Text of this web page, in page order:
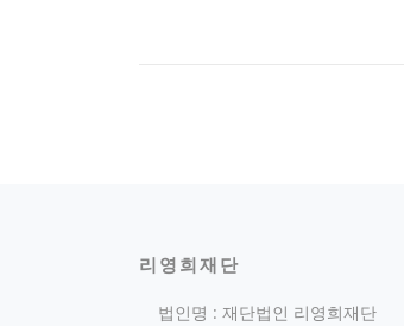
리영희재단
법인명 : 재단법인 리영희재단